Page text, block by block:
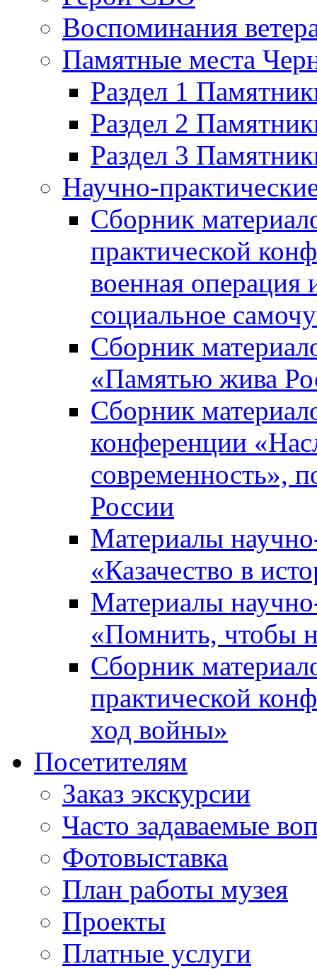
Воспоминания
Памятные места
Раздел 1
Раздел 2
Раздел 3
Научно-
Сборник
практической
военная операция
социальное
Сборник
«Памятью жива
Сборник
конференции
современность»,
России
Материалы
«Казачество в
Материалы
«Помнить, чтобы
Сборник
практической
ход войны»
Посетителям
Заказ экскурсии
Часто задаваемые
Фотовыставка
План работы музея
Проекты
Платные услуги